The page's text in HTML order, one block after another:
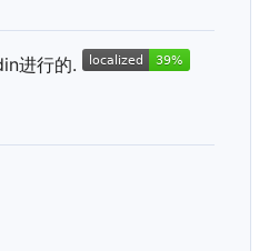
进行的.